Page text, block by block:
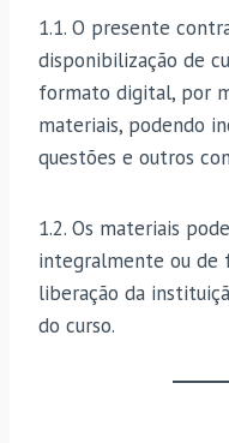
1.1. O presente
disponibilização de
formato digital, por
materiais, podendo
questões e outros
1.2. Os materiais
integralmente ou de
liberação da
do curso.